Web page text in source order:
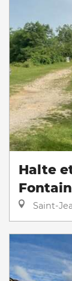
Halte
Saint-